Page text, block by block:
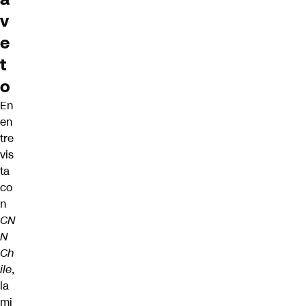
v
e
t
o
En
en
tre
vis
ta
co
n
CN
N
Ch
ile,
la
mi